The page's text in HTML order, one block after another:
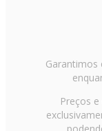
Preços